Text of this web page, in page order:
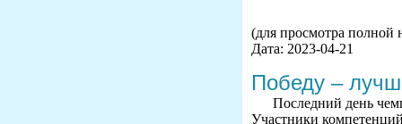
(для просмотра полной
Дата: 2023-04-21
Победу –
Последний день
Участники